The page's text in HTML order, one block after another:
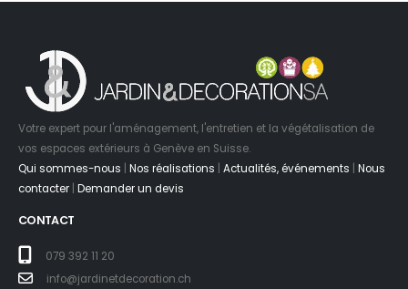
Votre expert pour l'aménagement, l'entretien et la végétalisation de
vos espaces extérieurs à Genève en Suisse.
Qui sommes-nous
Nos réalisations Actualités, événements
Nous
contacter Demander un devis
CONTACT
079 392 11 20
info@jardinetdecoration.ch